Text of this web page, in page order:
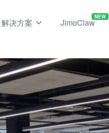
解决方案 JimoClaw
NEW